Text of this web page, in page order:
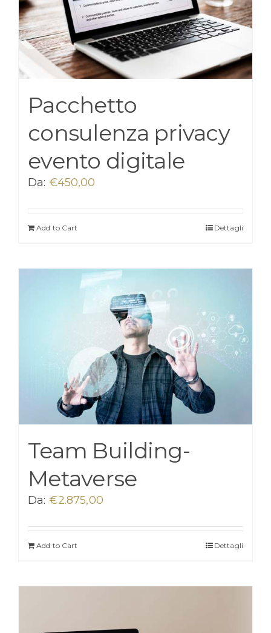
Pacchetto
consulenza privacy
evento digitale
Da: €450,00
Add to Cart Dettagli
Team Building-
Metaverse
Da: €2.875,00
Add to Cart Dettagli